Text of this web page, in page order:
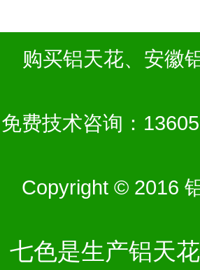
购买铝天花、 安徽
免费技术咨询：
Copyright © 2016
七色是生产铝天